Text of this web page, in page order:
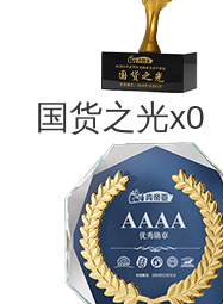
国货之光x0